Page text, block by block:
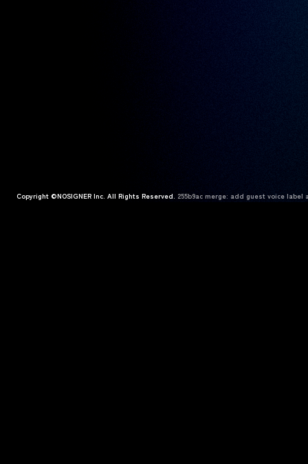
Copyright ©NOSIGNER Inc. All Rights Reserved. 255b9ac merge: add guest voice